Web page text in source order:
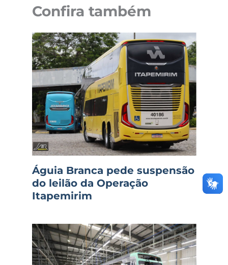
Confira também
Águia Branca pede suspensão
do leilão da Operação
Itapemirim